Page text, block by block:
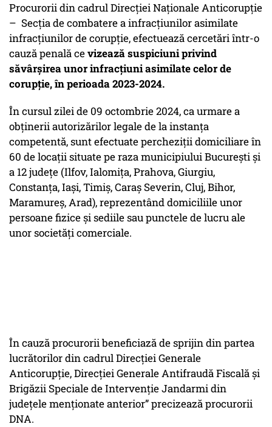
Procurorii din cadrul Direcției Naționale Anticorupție
– Secția de combatere a infracțiunilor asimilate
infracțiunilor de corupție, efectuează cercetări într-o
cauză penală cevizează suspiciuni privind
săvârșirea unor infracțiuni asimilate celor de
corupție, în perioada 2023-2024.
În cursul zilei de 09 octombrie 2024, ca urmare a
obținerii autorizărilor legale de la instanța
competentă, sunt efectuate percheziții domiciliare în
60 de locații situate pe raza municipiului București și
a 12 județe (Ilfov, Ialomița, Prahova, Giurgiu,
Constanța, Iași, Timiș, Caraș Severin, Cluj, Bihor,
Maramureș, Arad), reprezentând domiciliile unor
persoane fizice și sediile sau punctele de lucru ale
unor societăți comerciale.
În cauză procurorii beneficiază de sprijin din partea
lucrătorilor din cadrul Direcției Generale
Anticorupție, Direcției Generale Antifraudă Fiscală și
Brigăzii Speciale de Intervenție Jandarmi din
județele menționate anterior” precizează procurorii
DNA.